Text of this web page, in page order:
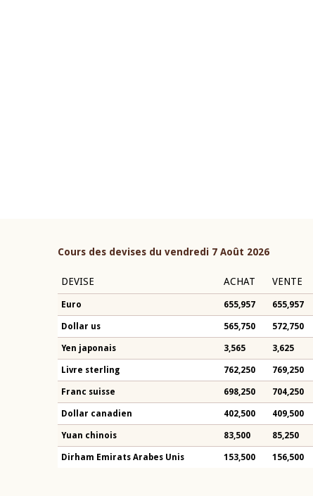
Cours des devises du vendredi 7 Août 2026
DEVISE ACHAT VENTE
Euro 655,957 655,957
Dollar us 565,750 572,750
Yen japonais 3,565 3,625
Livre sterling 762,250 769,250
Franc suisse 698,250 704,250
Dollar canadien 402,500 409,500
Yuan chinois 83,500 85,250
Dirham Emirats Arabes Unis 153,500 156,500